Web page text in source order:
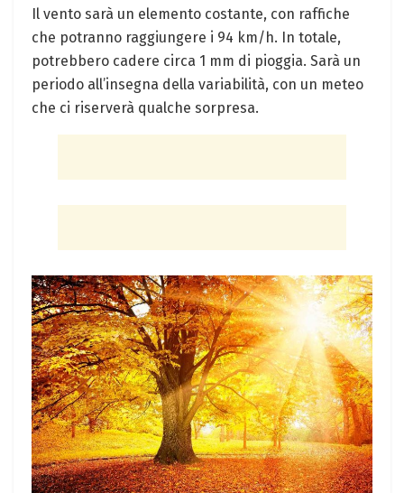
Il vento sarà un elemento costante, con raffiche
che potranno raggiungere i 94 km/h. In totale,
potrebbero cadere circa 1 mm di pioggia. Sarà un
periodo all’insegna della variabilità, con un meteo
che ci riserverà qualche sorpresa.